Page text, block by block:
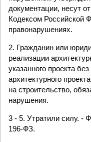
документации, несут
Кодексом Российской
правонарушениях.
2. Гражданин или
реализации
указанного проекта
архитектурного
на строительство,
нарушения.
3 - 5. Утратили силу. -
196-ФЗ.